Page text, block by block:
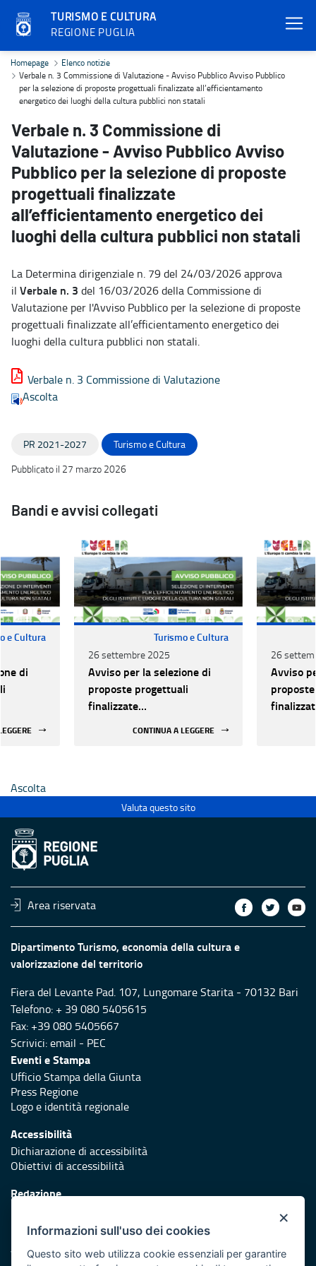
TURISMO E CULTURA
REGIONE PUGLIA
Verbale n. 3 Commissione di Valutazione - Avviso Pubblico
Homepage
Elenco notizie
Verbale n. 3 Commissione di Valutazione - Avviso Pubblico Avviso Pubblico
per la selezione di proposte progettuali finalizzate all’efficientamento
energetico dei luoghi della cultura pubblici non statali
Verbale n. 3 Commissione di
Valutazione - Avviso Pubblico Avviso
Pubblico per la selezione di proposte
progettuali finalizzate
all’efficientamento energetico dei
luoghi della cultura pubblici non statali
La Determina dirigenziale n. 79 del 24/03/2026 approva
il Verbale n. 3 del 16/03/2026 della Commissione di
Valutazione per l'Avviso Pubblico per la selezione di proposte
progettuali finalizzate all’efficientamento energetico dei
luoghi della cultura pubblici non statali.
Verbale n. 3 Commissione di Valutazione
Ascolta
PR 2021-2027
Turismo e Cultura
Pubblicato il 27 marzo 2026
Bandi e avvisi collegati
e Cultura
di
Turismo e Cultura
26 settembre 2025
Avviso per la selezione di
proposte progettuali
finalizzate
CONTINUA A LEGGERE
26
Avviso
Ascolta
Valuta questo sito
Area riservata
Dipartimento Turismo, economia della cultura e
valorizzazione del territorio
Fiera del Levante Pad. 107, Lungomare Starita - 70132 Bari
Telefono: + 39 080 5405615
Fax: +39 080 5405667
Scrivici:email - PEC
Eventi e Stampa
Ufficio Stampa della Giunta
Press Regione
Logo e identità regionale
Accessibilità
Dichiarazione di accessibilità
Obiettivi di accessibilità
Redazione
Protezione civile
Vai al sito di Protezione Civile Puglia
×
Informazioni sull'uso dei cookies
Questo sito web utilizza cookie essenziali per garantire